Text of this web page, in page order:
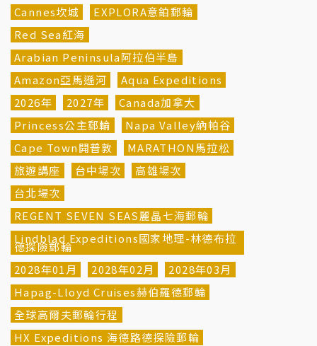
Cannes坎城
EXPLORA意鉑郵輪
Red Sea紅海
Arabian Peninsula阿拉伯半島
Amazon亞馬遜河
Aqua Expeditions
2026年
2027年
Canada加拿大
Princess公主郵輪
Napa Valley納帕谷
Cape Town開普敦
MARATHON馬拉松
旅遊講座
台中場次
高雄場次
台北場次
REGENT SEVEN SEAS麗晶七海郵輪
Lindblad Expeditions國家地理-林德布拉
德探險郵輪
2028年01月
2028年02月
2028年03月
Hapag-Lloyd Cruises赫伯羅德郵輪
全球高爾夫郵輪行程
HX Expeditions 海德路德探險郵輪